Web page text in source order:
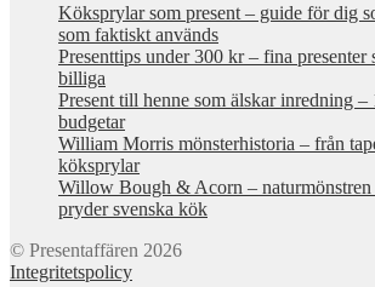
Köksprylar som present – guide för dig
som faktiskt används
Presenttips under 300 kr – fina presenter
billiga
Present till henne som älskar inredning –
budgetar
William Morris mönsterhistoria – från
köksprylar
Willow Bough & Acorn – naturmönstren
pryder svenska kök
© Presentaffären 2026
Integritetspolicy